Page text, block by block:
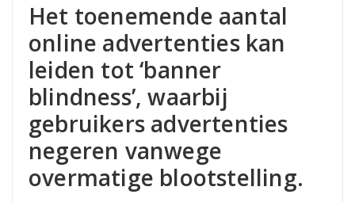
Het toenemende aantal
online advertenties kan
leiden tot ‘banner
blindness’, waarbij
gebruikers advertenties
negeren vanwege
overmatige blootstelling.